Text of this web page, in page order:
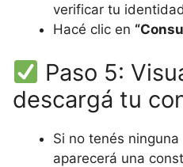
verificar tu
Hacé clic en
Paso 5:
descargá tu
Si no tenés
aparecerá una